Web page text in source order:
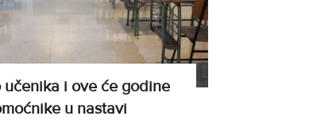
učenika i ove će godine
u nastavi